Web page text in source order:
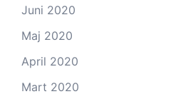
Juni 2020
Maj 2020
April 2020
Mart 2020